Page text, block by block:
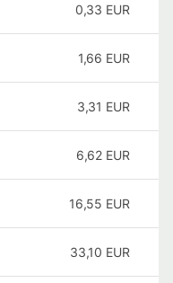
0,33 EUR
1,66 EUR
3,31 EUR
6,62 EUR
16,55 EUR
33,10 EUR